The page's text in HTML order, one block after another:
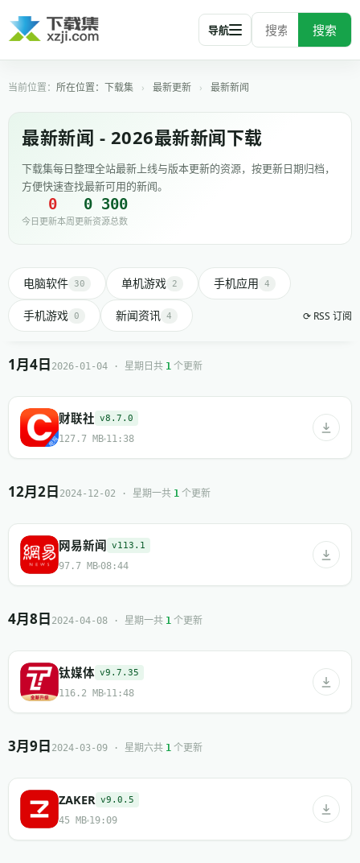
搜索
导航
所在位置： 下载集 › 最新更新 › 最新新闻
最新新闻 - 2026最新新闻下载
下载集每日整理全站最新上线与版本更新的资源，按更新日期归档，
方便快速查找最新可用的新闻。
0
今日更新
0
本周更新
300
资源总数
电脑软件 30 单机游戏 2 手机应用 4
手机游戏 0 新闻资讯 4 ⟳ RSS 订阅
1月4日 2026-01-04 · 星期日 共 1 个更新
财联社 v8.7.0
127.7 MB 11:38
12月2日 2024-12-02 · 星期一共 1 个更新
网易新闻 v113.1
97.7 MB 08:44
4月8日 2024-04-08 · 星期一共 1 个更新
钛媒体 v9.7.35
116.2 MB 11:48
3月9日 2024-03-09 · 星期六共 1 个更新
ZAKER v9.0.5
45 MB 19:09